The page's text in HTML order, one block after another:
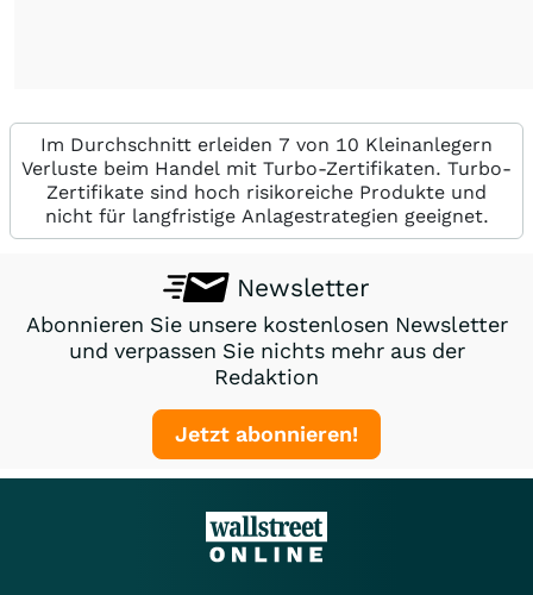
Im Durchschnitt erleiden 7 von 10 Kleinanlegern
Verluste beim Handel mit Turbo-Zertifikaten. Turbo-
Zertifikate sind hoch risikoreiche Produkte und
nicht für langfristige Anlagestrategien geeignet.
Newsletter
Abonnieren Sie unsere kostenlosen Newsletter
und verpassen Sie nichts mehr aus der
Redaktion
Jetzt abonnieren!